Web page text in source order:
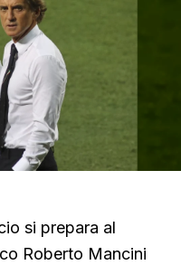
si prepara al
Roberto Mancini